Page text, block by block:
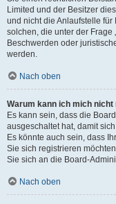
Limited und der Besitzer
und nicht die Anlaufstelle
solchen, die unter der Frage
Beschwerden oder
werden.
Nach oben
Warum kann ich mich
Es kann sein, dass die
ausgeschaltet hat, damit
Es könnte auch sein, dass
Sie sich registrieren
Sie sich an die Board-
Nach oben